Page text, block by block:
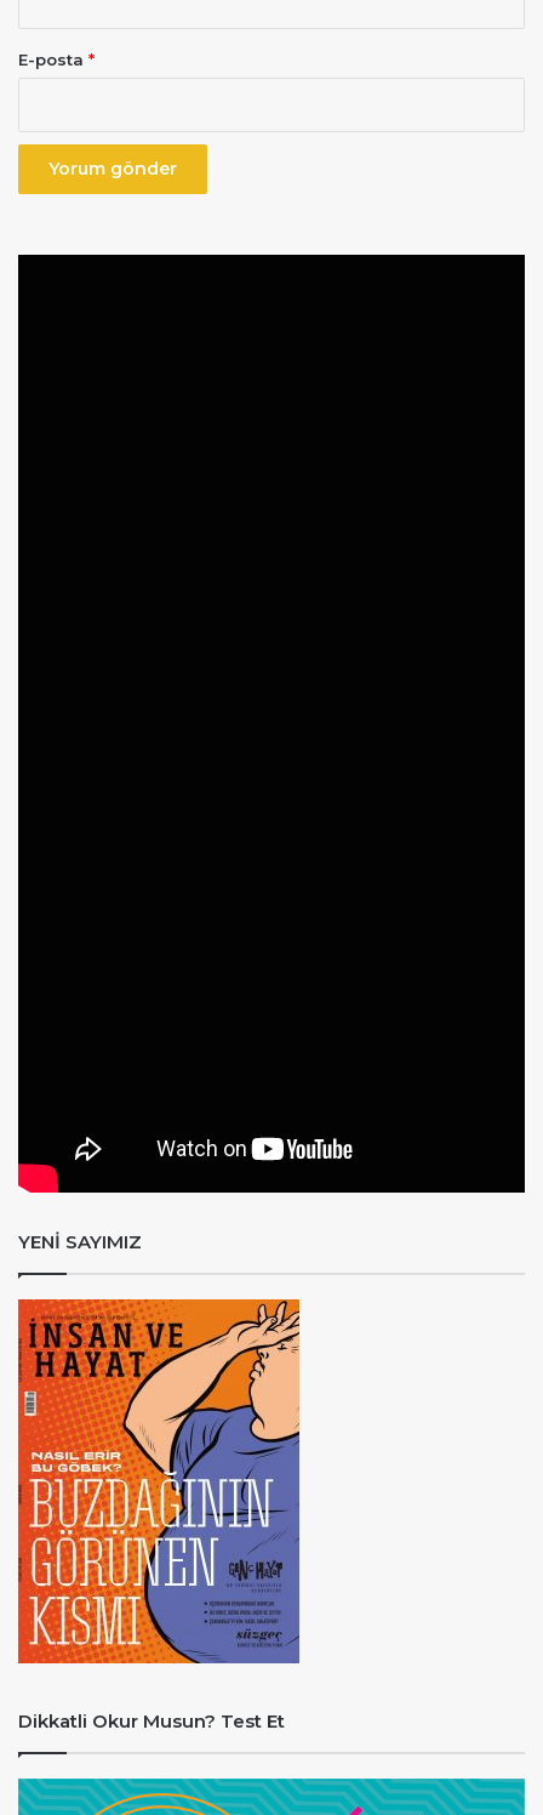
E-posta *
YENİ SAYIMIZ
Dikkatli Okur Musun? Test Et